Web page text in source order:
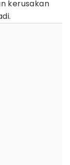
kerusakan